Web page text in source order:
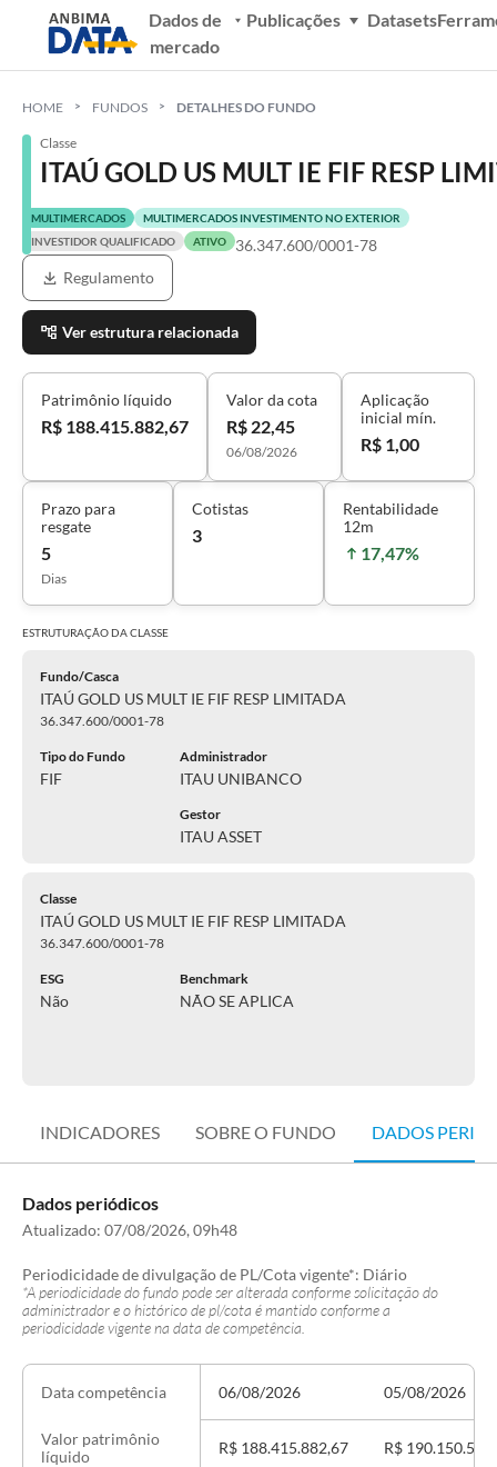
Dados de
mercado
Publicações Datasets
HOME FUNDOS DETALHES DO FUNDO
Classe
ITAÚ GOLD US MULT IE FIF RESP
MULTIMERCADOS
MULTIMERCADOS INVESTIMENTO NO EXTERIOR
INVESTIDOR QUALIFICADO
ATIVO
36.347.600/0001-78
Regulamento
Ver estrutura relacionada
Patrimônio líquido
R$ 188.415.882,67
Valor da cota
R$ 22,45
06/08/2026
Aplicação
inicial mín.
R$ 1,00
Prazo para
resgate
5
Dias
Cotistas
3
Rentabilidade
12m
17,47%
ESTRUTURAÇÃO DACLASSE
Fundo/Casca
ITAÚ GOLD US MULT IE FIF RESP LIMITADA
36.347.600/0001-78
Tipo do Fundo
FIF
Administrador
ITAU UNIBANCO
Gestor
ITAU ASSET
Classe
ITAÚ GOLD US MULT IE FIF RESP LIMITADA
36.347.600/0001-78
ESG
Não
Benchmark
NÃO SE APLICA
INDICADORES SOBRE O FUNDO DADOS
Dados periódicos
Atualizado: 07/08/2026, 09h48
Periodicidade de divulgação de PL/Cota vigente*: Diário
*A periodicidade do fundo pode ser alterada conforme solicitação do
administrador e o histórico de pl/cota é mantido conforme a
periodicidade vigente na data de competência.
Data competência
Valor patrimônio
líquido
06/08/2026
R$ 188.415.882,67
05/08/2026
R$